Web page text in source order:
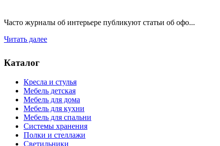
Часто журналы об интерьере публикуют статьи об офо...
Читать далее
Каталог
Кресла и стулья
Мебель детская
Мебель для дома
Мебель для кухни
Мебель для спальни
Системы хранения
Полки и стеллажи
Светильники